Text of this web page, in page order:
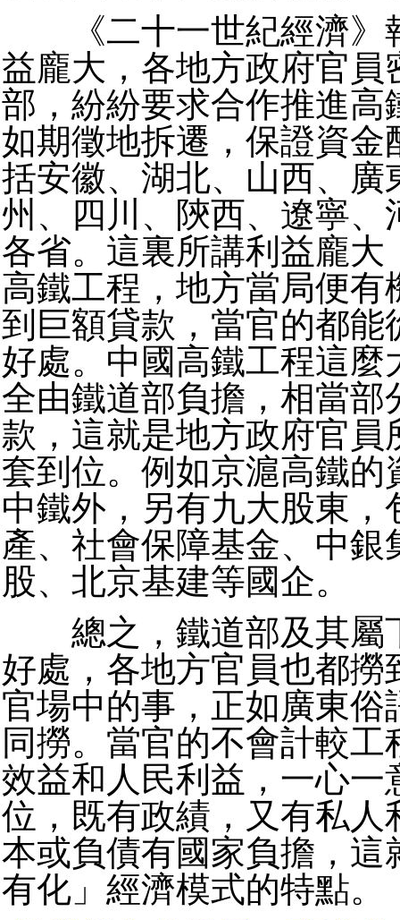
《二十一世紀經濟》
益龐大，各地方政府官員
部，紛紛要求合作推進高
如期徵地拆遷，保證資金
括安徽、湖北、山西、廣
州、四川、陝西、遼寧、
各省。這裏所講利益龐大
高鐵工程，地方當局便有
到巨額貸款，當官的都能
好處。中國高鐵工程這麼
全由鐵道部負擔，相當部
款，這就是地方政府官員
套到位。例如京滬高鐵的
中鐵外，另有九大股東，
產、社會保障基金、中銀
股、北京基建等國企。
總之，鐵道部及其屬
好處，各地方官員也都撈
官場中的事，正如廣東俗
同撈。當官的不會計較工
效益和人民利益，一心一
位，既有政績，又有私人
本或負債有國家負擔，這
有化」經濟模式的特點。